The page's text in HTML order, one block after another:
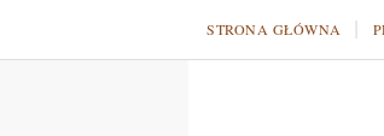
STRONA GŁÓWNA